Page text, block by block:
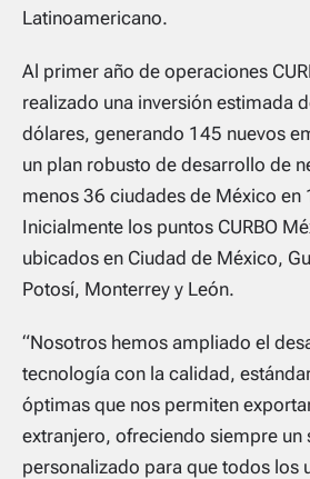
Latinoamericano.
Al primer año de operaciones
realizado una inversión estimada
dólares, generando 145 nuevos
un plan robusto de desarrollo de
menos 36 ciudades de México en
Inicialmente los puntos CURBO
ubicados en Ciudad de México,
Potosí, Monterrey y León.
“Nosotros hemos ampliado el
tecnología con la calidad,
óptimas que nos permiten
extranjero, ofreciendo siempre un
personalizado para que todos los